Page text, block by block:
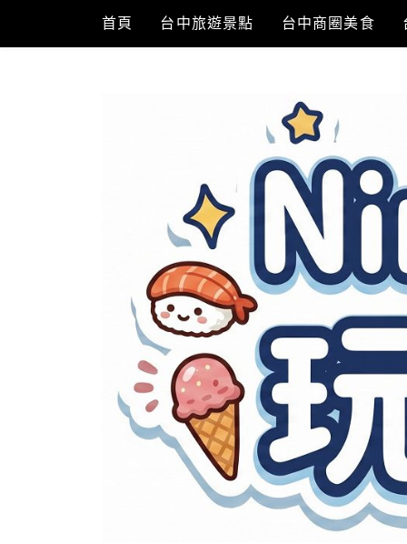
content
首頁 台中旅遊景點 台中商圈美食